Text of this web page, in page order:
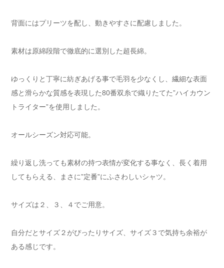
背面にはプリーツを配し、動きやすさに配慮しました。
素材は原綿段階で徹底的に選別した超長綿。
ゆっくりと丁寧に紡ぎあげる事で毛羽を少なくし、繊細な表面
感と滑らかな質感を表現した80番双糸で織りたてた”ハイカウン
トライター”を使用しました。
オールシーズン対応可能。
繰り返し洗っても素材の持つ表情が変化する事なく、長く着用
してもらえる、まさに”定番”にふさわしいシャツ。
サイズは２、３、４でご用意。
自分だとサイズ２がぴったりサイズ、サイズ３で気持ち余裕が
ある感じです。